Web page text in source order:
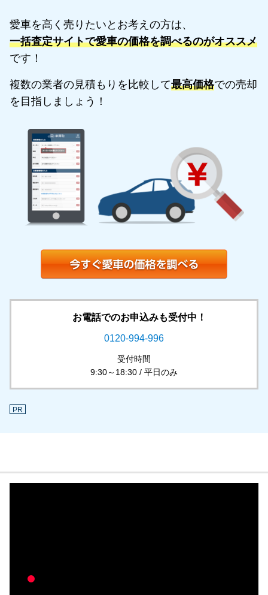
愛車を高く売りたいとお考えの方は、
一括査定サイトで愛車の価格を調べるのがオススメ
です！
複数の業者の見積もりを比較して最高価格での売却
を目指しましょう！
お電話でのお申込みも受付中！
0120-994-996
受付時間
9:30～18:30 / 平日のみ
PR